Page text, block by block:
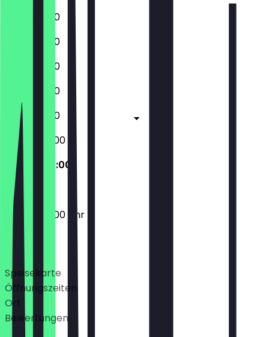
10:00 - 19:00
10:00 - 19:00
10:00 - 19:00
10:00 - 19:00
10:00 - 19:00
09:00 - 20:00
09:00 - 20:00
09:00 - 20:00 Uhr
Deals
Speisekarte
Öffnungszeiten
Ort
Bewertungen